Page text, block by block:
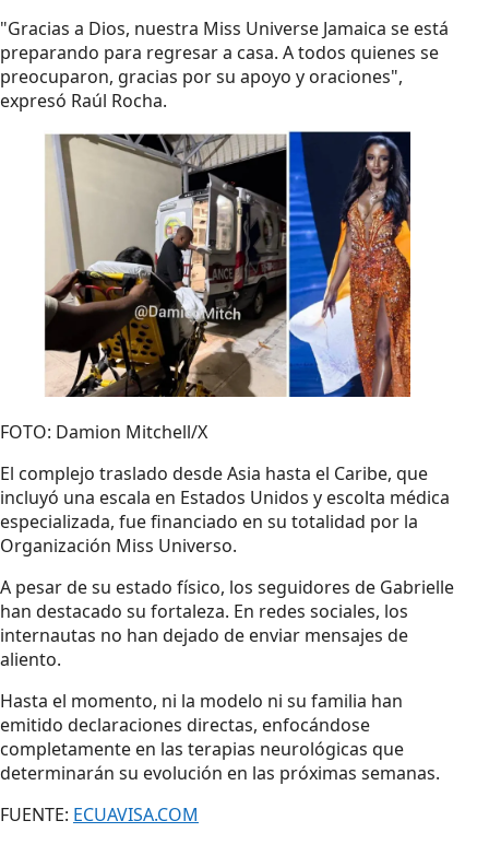
"Gracias a Dios, nuestra Miss Universe Jamaica se está
preparando para regresar a casa. A todos quienes se
preocuparon, gracias por su apoyo y oraciones",
expresó Raúl Rocha.
FOTO: Damion Mitchell/X
El complejo traslado desde Asia hasta el Caribe, que
incluyó una escala en Estados Unidos y escolta médica
especializada, fue financiado en su totalidad por la
Organización Miss Universo.
A pesar de su estado físico, los seguidores de Gabrielle
han destacado su fortaleza. En redes sociales, los
internautas no han dejado de enviar mensajes de
aliento.
Hasta el momento, ni la modelo ni su familia han
emitido declaraciones directas, enfocándose
completamente en las terapias neurológicas que
determinarán su evolución en las próximas semanas.
FUENTE: ECUAVISA.COM